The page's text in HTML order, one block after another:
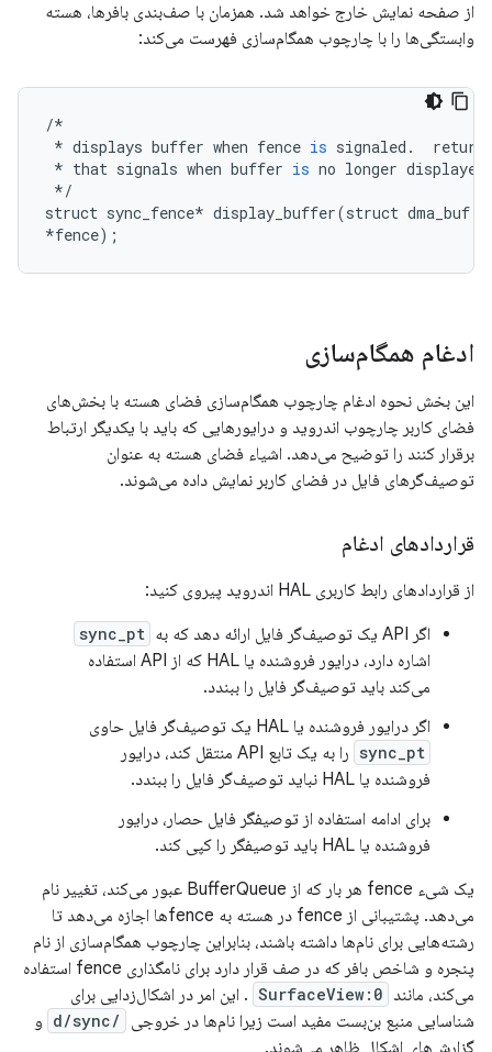
از صفحه نمایش خارج خواهد شد. همزمان با صف‌بندی بافرها، هسته
وابستگی‌ها را با چارچوب همگام‌سازی فهرست می‌کند:
/*
* displays buffer when fence is signaled .
* that signals when buffer is no longer displayed
*/
struct sync_fence* display_buffer(struct dma_buf
*fence);
ادغام همگام‌سازی
این بخش نحوه ادغام چارچوب همگام‌سازی فضای هسته با بخش‌های
فضای کاربر چارچوب اندروید و درایورهایی که باید با یکدیگر ارتباط
برقرار کنند را توضیح می‌دهد. اشیاء فضای هسته به عنوان
توصیف‌گرهای فایل در فضای کاربر نمایش داده می‌شوند.
قراردادهای ادغام
از قراردادهای رابط کاربری HAL اندروید پیروی کنید:
اگر API یک توصیف‌گر فایل ارائه دهد که به
sync_pt
اشاره دارد، درایور فروشنده یا HAL که از API استفاده
می‌کند باید توصیف‌گر فایل را ببندد.
اگر درایور فروشنده یا HAL یک توصیف‌گر فایل حاوی
sync_pt
را به یک تابع API منتقل کند، درایور
فروشنده یا HAL نباید توصیف‌گر فایل را ببندد.
برای ادامه استفاده از توصیفگر فایل حصار، درایور
فروشنده یا HAL باید توصیفگر را کپی کند.
یک شیء fence هر بار که از BufferQueue عبور می‌کند، تغییر نام
می‌دهد. پشتیبانی از fence در هسته به fenceها اجازه می‌دهد تا
رشته‌هایی برای نام‌ها داشته باشند، بنابراین چارچوب همگام‌سازی از نام
پنجره و شاخص بافر که در صف قرار دارد برای نامگذاری fence استفاده
می‌کند، مانند SurfaceView:0 . این امر در اشکال‌زدایی برای
شناسایی منبع بن‌بست مفید است زیرا نام‌ها در خروجی
/d/sync
و
گزارش‌های اشکال ظاهر می‌شوند.